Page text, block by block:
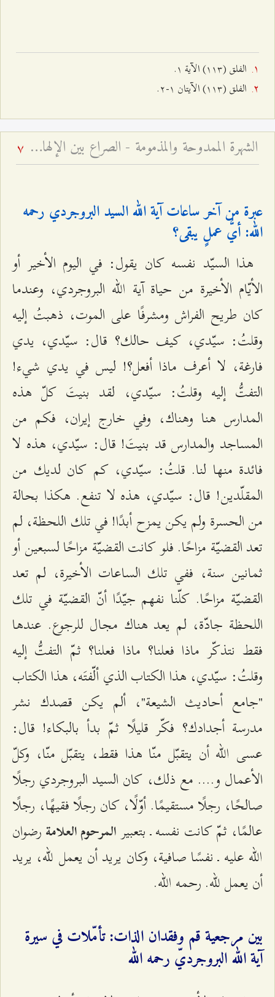
الفلق (۱۱٣) الآية ۱.
الفلق (۱۱٣) الآيتان ۱-٢.
الشهرة الممدوحة والمذمومة - الصراع بين الإلهام الإلهي والوسوسة الشيطانية 7
عبرة من آخر ساعات آية الله السيد البروجردي رحمه
الله: أيُّ عملٍ يبقى؟
هذا السيّد نفسه كان يقول: في اليوم الأخير أو
الأيّام الأخيرة من حياة آية الله البروجردي، وعندما
كان طريح الفراش ومشرفًا على الموت، ذهبتُ إليه
وقلتُ: سيّدي، كيف حالك؟ قال: سيّدي، يدي
فارغة، لا أعرف ماذا أفعل؟! ليس في يدي شيء!
التفتُّ إليه وقلتُ: سيّدي، لقد بنيتَ كلّ هذه
المدارس هنا وهناك، وفي خارج إيران، فكم من
المساجد والمدارس قد بنيتَ! قال: سيّدي، هذه لا
فائدة منها لنا. قلتُ: سيّدي، كم كان لديك من
المقلّدين! قال: سيّدي، هذه لا تنفع. هكذا بحالة
من الحسرة ولم يكن يمزح أبدًا! في تلك اللحظة، لم
تعد القضيّة مزاحًا. فلو كانت القضيّة مزاحًا لسبعين أو
ثمانين سنة، ففي تلك الساعات الأخيرة، لم تعد
القضيّة مزاحًا. كلّنا نفهم جيّدًا أنّ القضيّة في تلك
اللحظة جادّة، لم يعد هناك مجال للرجوع. عندها
فقط نتذكّر ماذا فعلنا؟ ماذا فعلنا؟ ثمّ التفتُّ إليه
وقلتُ: سيّدي، هذا الكتاب الذي ألّفتَه، هذا الكتاب
"جامع أحاديث الشيعة"، ألم يكن قصدك نشر
مدرسة أجدادك؟ فكّر قليلًا ثمّ بدأ بالبكاء! قال:
عسى الله أن يتقبّل منّا هذا فقط، يتقبّل منّا، وكلّ
الأعمال و.... مع ذلك، كان السيد البروجردي رجلًا
صالحًا، رجلًا مستقيمًا. أوّلًا، كان رجلًا فقيهًا، رجلًا
عالمًا، ثمّ كانت نفسه ـ بتعبير المرحوم العلامةرضوان
الله عليه ـ نفسًا صافية، وكان يريد أن يعمل للّه، يريد
أن يعمل للّه. رحمه الله.
بين مرجعية قم وفقدان الذات: تأمّلات في سيرة
آية الله البروجرديّ رحمه الله